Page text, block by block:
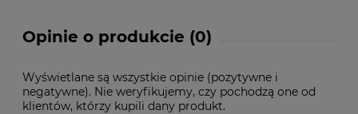
Opinie o produkcie (0)
Wyświetlane są wszystkie opinie (pozytywne i
negatywne). Nie weryfikujemy, czy pochodzą one od
klientów, którzy kupili dany produkt.